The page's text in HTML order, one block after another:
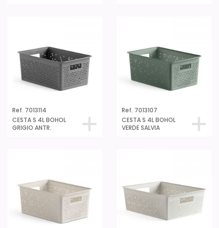
Ref. 7013114
CESTA S 4L BOHOL
GRIGIO ANTR.
Ref. 7013107
CESTA S 4L BOHOL
VERDE SALVIA